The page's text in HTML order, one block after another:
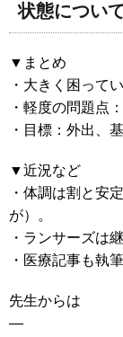
状態につい
▼まとめ
・大きく困って
・軽度の問題点
・目標：外出、
▼近況など
・体調は割と安
が）。
・ランサーズは
・医療記事も執
先生からは
—